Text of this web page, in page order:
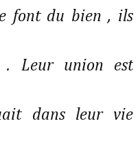
font du bien , ils
. Leur union est
dans leur vie